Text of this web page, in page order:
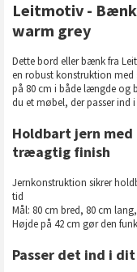
Leitmotiv -
warm grey
Dette bord eller bænk fra
en robust konstruktion
på 80 cm i både længde og
du et møbel, der passer ind
Holdbart jern
træagtig finish
Jernkonstruktion sikrer
tid
Mål: 80 cm bred, 80 cm
Højde på 42 cm gør den
Passer det ind i dit